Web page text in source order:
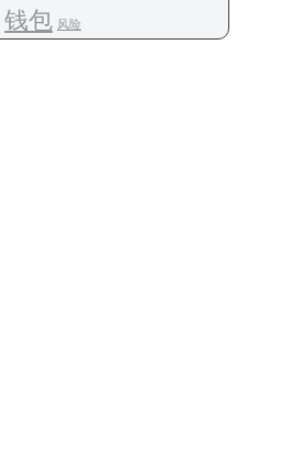
钱包 风险